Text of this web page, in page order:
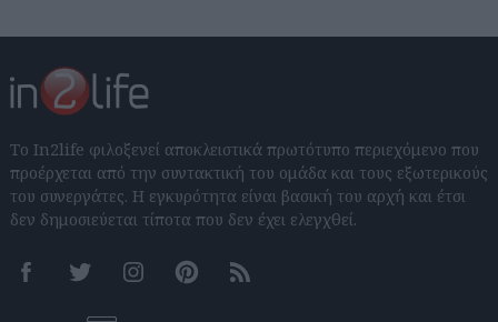
Το In2life φιλοξενεί αποκλειστικά πρωτότυπο περιεχόμενο που
προέρχεται από την συντακτική του ομάδα και τους εξωτερικούς
του συνεργάτες. Η εγκυρότητα είναι βασική του αρχή και έτσι
δεν δημοσιεύεται τίποτα που δεν έχει ελεγχθεί.
FacebookTwitter InstagramPinterestRSS feeds